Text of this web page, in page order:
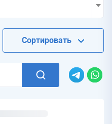
Сортировать